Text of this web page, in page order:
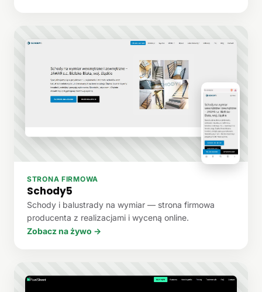
STRONA FIRMOWA
Schody5
Schody i balustrady na wymiar — strona firmowa
producenta z realizacjami i wyceną online.
Zobacz na żywo →